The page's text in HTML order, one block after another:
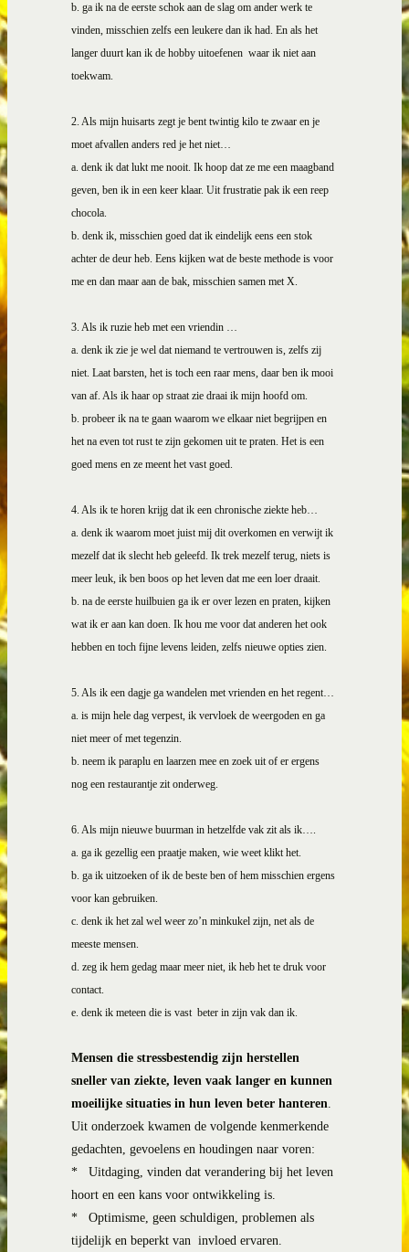
b. ga ik na de eerste schok aan de slag om ander werk te
vinden, misschien zelfs een leukere dan ik had. En als het
langer duurt kan ik de hobby uitoefenen waar ik niet aan
toekwam.
2. Als mijn huisarts zegt je bent twintig kilo te zwaar en je
moet afvallen anders red je het niet…
a. denk ik dat lukt me nooit. Ik hoop dat ze me een maagband
geven, ben ik in een keer klaar. Uit frustratie pak ik een reep
chocola.
b. denk ik, misschien goed dat ik eindelijk eens een stok
achter de deur heb. Eens kijken wat de beste methode is voor
me en dan maar aan de bak, misschien samen met X.
3. Als ik ruzie heb met een vriendin …
a. denk ik zie je wel dat niemand te vertrouwen is, zelfs zij
niet. Laat barsten, het is toch een raar mens, daar ben ik mooi
van af. Als ik haar op straat zie draai ik mijn hoofd om.
b. probeer ik na te gaan waarom we elkaar niet begrijpen en
het na even tot rust te zijn gekomen uit te praten. Het is een
goed mens en ze meent het vast goed.
4. Als ik te horen krijg dat ik een chronische ziekte heb…
a. denk ik waarom moet juist mij dit overkomen en verwijt ik
mezelf dat ik slecht heb geleefd. Ik trek mezelf terug, niets is
meer leuk, ik ben boos op het leven dat me een loer draait.
b. na de eerste huilbuien ga ik er over lezen en praten, kijken
wat ik er aan kan doen. Ik hou me voor dat anderen het ook
hebben en toch fijne levens leiden, zelfs nieuwe opties zien.
5. Als ik een dagje ga wandelen met vrienden en het regent…
a. is mijn hele dag verpest, ik vervloek de weergoden en ga
niet meer of met tegenzin.
b. neem ik paraplu en laarzen mee en zoek uit of er ergens
nog een restaurantje zit onderweg.
6. Als mijn nieuwe buurman in hetzelfde vak zit als ik….
a. ga ik gezellig een praatje maken, wie weet klikt het.
b. ga ik uitzoeken of ik de beste ben of hem misschien ergens
voor kan gebruiken.
c. denk ik het zal wel weer zo’n minkukel zijn, net als de
meeste mensen.
d. zeg ik hem gedag maar meer niet, ik heb het te druk voor
contact.
e. denk ik meteen die is vast beter in zijn vak dan ik.
Mensen die stressbestendig zijn herstellen
sneller van ziekte, leven vaak langer en kunnen
moeilijke situaties in hun leven beter hanteren
Uit onderzoek kwamen de volgende kenmerkende
gedachten, gevoelens en houdingen naar voren:
*
Uitdaging, vinden dat verandering bij het leven
hoort en een kans voor ontwikkeling is.
*
Optimisme, geen schuldigen, problemen als
tijdelijk en beperkt van invloed ervaren.